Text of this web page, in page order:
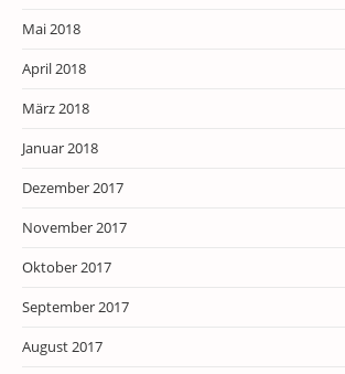
Mai 2018
April 2018
März 2018
Januar 2018
Dezember 2017
November 2017
Oktober 2017
September 2017
August 2017